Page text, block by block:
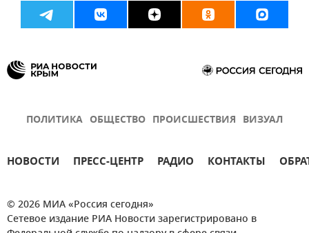
ПОЛИТИКА ОБЩЕСТВО ПРОИСШЕСТВИЯ ВИЗУАЛ
НОВОСТИ ПРЕСС-ЦЕНТР РАДИО КОНТАКТЫ
© 2026 МИА «Россия сегодня»
Сетевое издание РИА Новости зарегистрировано в